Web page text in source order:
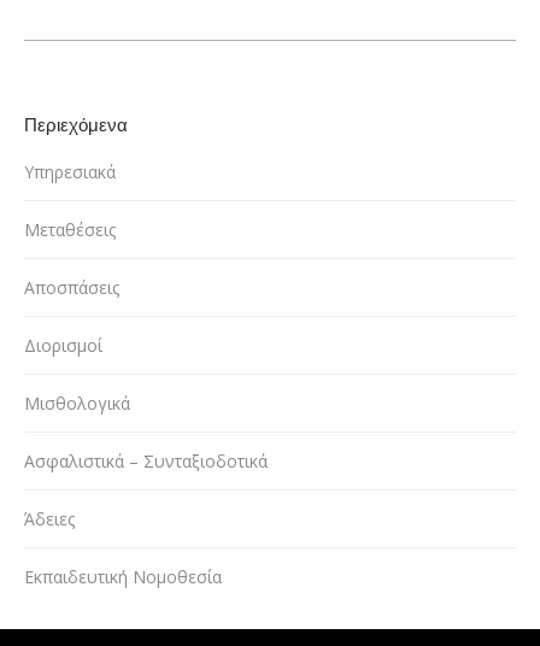
Περιεχόμενα
Υπηρεσιακά
Μεταθέσεις
Αποσπάσεις
Διορισμοί
Μισθολογικά
Ασφαλιστικά – Συνταξιοδοτικά
Άδειες
Εκπαιδευτική Νομοθεσία